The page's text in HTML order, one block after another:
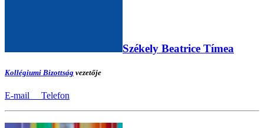
Székely Beatrice Tímea
Kollégiumi Bizottság vezetője
E-mail Telefon